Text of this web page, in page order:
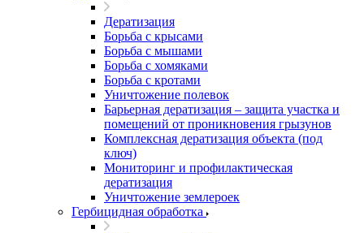
Дератизация
Борьба с крысами
Борьба с мышами
Борьба с хомяками
Борьба с кротами
Уничтожение полевок
Барьерная дератизация – защита участка и
помещений от проникновения грызунов
Комплексная дератизация объекта (под
ключ)
Мониторинг и профилактическая
дератизация
Уничтожение землероек
Гербицидная обработка